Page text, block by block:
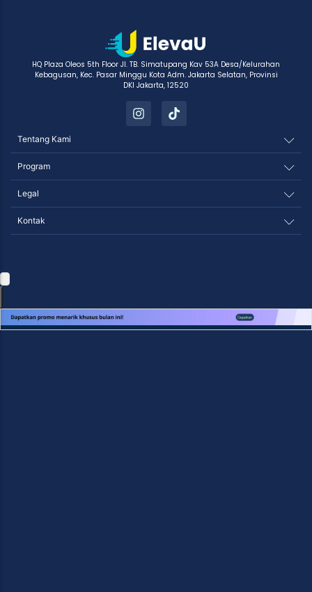
HQ Plaza Oleos 5th Floor Jl. TB. Simatupang Kav 53A Desa/Kelurahan
Kebagusan, Kec. Pasar Minggu Kota Adm. Jakarta Selatan, Provinsi
DKI Jakarta, 12520
Tentang Kami
Program
Legal
Kontak